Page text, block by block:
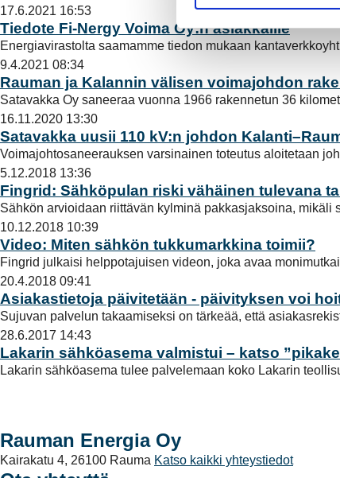
k
s
n
v
l
i
t
17.6.2021 16:53
Tiedote Fi-Nergy Voima Oy:n asiakkaille
Energiavirastolta saamamme tiedon mukaan
9.4.2021 08:34
Rauman ja Kalannin välisen voimajohdon
Satavakka Oy saneeraa vuonna 1966 rakennetun 36
16.11.2020 13:30
Satavakka uusii 110 kV:n johdon
Voimajohtosaneerauksen varsinainen toteutus aloitetaan
5.12.2018 13:36
Fingrid: Sähköpulan riski vähäinen tulevana
Sähkön arvioidaan riittävän kylminä pakkasjaksoina, mikäli
10.12.2018 10:39
Video: Miten sähkön tukkumarkkina toimii?
Fingrid julkaisi helppotajuisen videon, joka avaa
20.4.2018 09:41
Asiakastietoja päivitetään - päivityksen voi
Sujuvan palvelun takaamiseksi on tärkeää, että
28.6.2017 14:43
Lakarin sähköasema valmistui – katso
Lakarin sähköasema tulee palvelemaan koko Lakarin
Rauman Energia Oy
Kairakatu 4, 26100 Rauma Katso kaikki yhteystiedot